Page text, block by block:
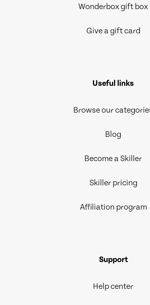
Wonderbox gift box
Give a gift card
Useful links
Browse our
Blog
Become a Skiller
Skiller pricing
Affiliation program
Support
Help center